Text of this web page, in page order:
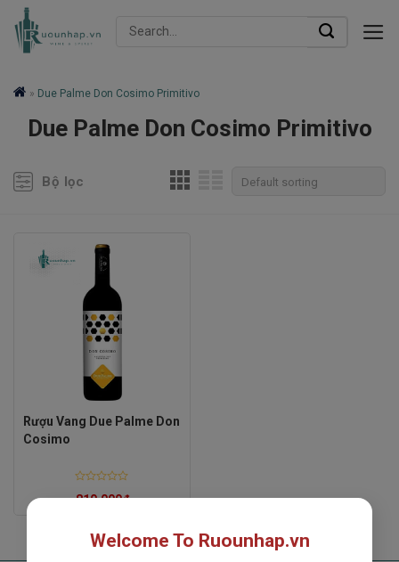
Skip
Search
» Due Palme Don Cosimo Primitivo
Due Palme Don Cosimo Primitivo
Bộ lọc
Rượu Vang Due Palme Don
Cosimo
Rated
810,000₫
Welcome To Ruounhap.vn